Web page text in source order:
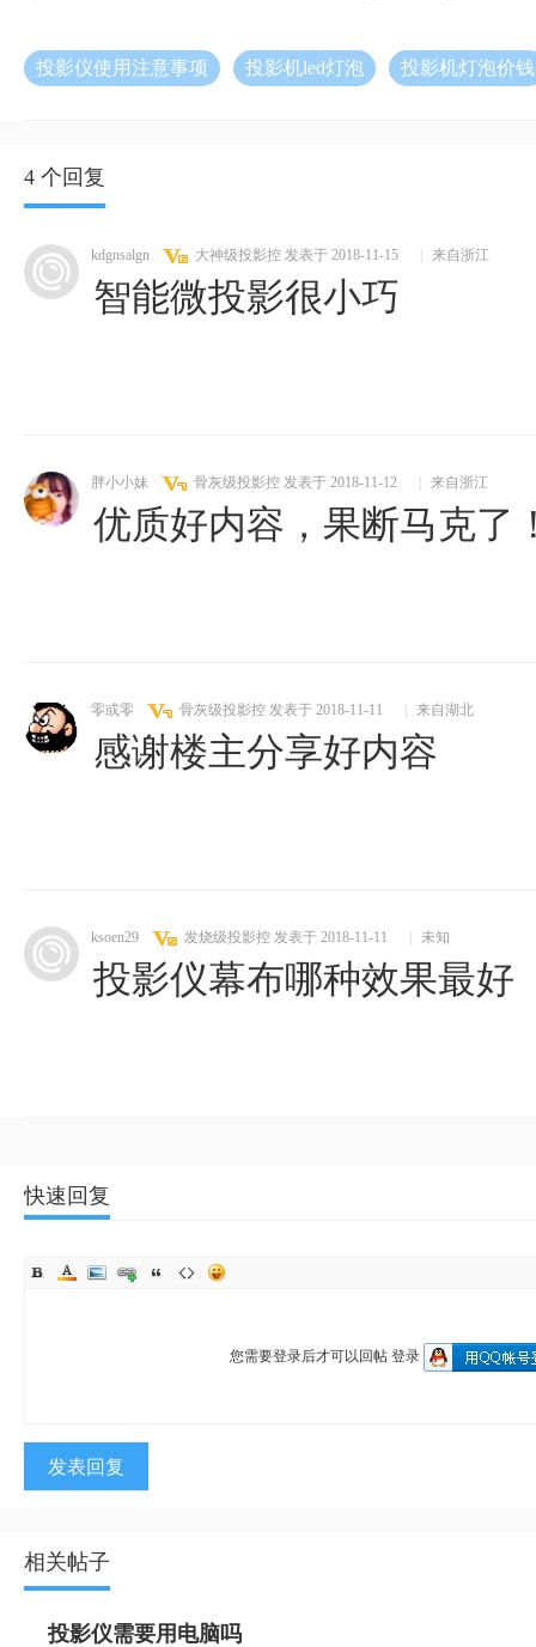
投影仪使用注意事项 投影机led灯泡 投影机灯泡价钱
4 个回复
kdgnsalgn 大神级投影控 发表于 2018-11-15 来自浙江
智能微投影很小巧
胖小小妹 骨灰级投影控 发表于 2018-11-12 来自浙江
优质好内容，果断马克了
零或零 骨灰级投影控 发表于 2018-11-11 来自湖北
感谢楼主分享好内容
ksoen29 发烧级投影控 发表于 2018-11-11 未知
投影仪幕布哪种效果最好
快速回复
您需要登录后才可以回帖 登录
发表回复
相关帖子
投影仪需要用电脑吗